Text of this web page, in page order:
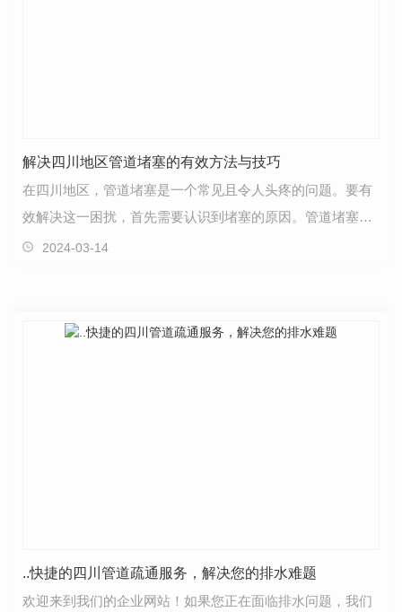
解决四川地区管道堵塞的有效方法与技巧
在四川地区，管道堵塞是一个常见且令人头疼的问题。要有
效解决这一困扰，首先需要认识到堵塞的原因。管道堵塞通
常是由于长时间使用导致管道内积聚污垢和杂物，进而…
2024-03-14
..快捷的四川管道疏通服务，解决您的排水难题
欢迎来到我们的企业网站！如果您正在面临排水问题，我们